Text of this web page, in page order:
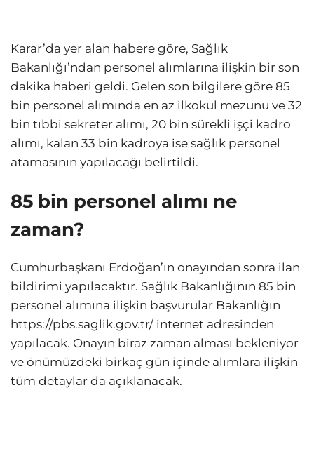
Karar’da yer alan habere göre, Sağlık
Bakanlığı’ndan personel alımlarına ilişkin bir son
dakika haberi geldi. Gelen son bilgilere göre 85
bin personel alımında en az ilkokul mezunu ve 32
bin tıbbi sekreter alımı, 20 bin sürekli işçi kadro
alımı, kalan 33 bin kadroya ise sağlık personel
atamasının yapılacağı belirtildi.
85 bin personel alımı ne
zaman?
Cumhurbaşkanı Erdoğan’ın onayından sonra ilan
bildirimi yapılacaktır. Sağlık Bakanlığının 85 bin
personel alımına ilişkin başvurular Bakanlığın
https://pbs.saglik.gov.tr/ internet adresinden
yapılacak. Onayın biraz zaman alması bekleniyor
ve önümüzdeki birkaç gün içinde alımlara ilişkin
tüm detaylar da açıklanacak.